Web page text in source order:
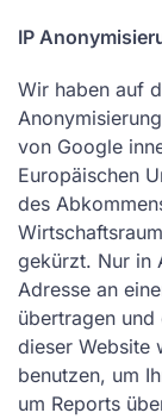
IP
Wir haben auf
von Google
Europäischen
des
gekürzt. Nur in
Adresse an
übertragen
dieser Website
benutzen, um
um Reports